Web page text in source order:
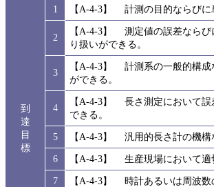
到
達
目
標
1 【A-4-3】 計測の目的ならびに
2
【A-4-3】 測定値の誤差ならび
り扱いができる。
3
【A-4-3】 計測系の一般的構成
ができる。
4
【A-4-3】 長さ測定において誤
できる。
5
【A-4-3】 汎用的長さ計の機構
6
【A-4-3】 生産現場において適
7
【A-4-3】 時計あるいは周波数